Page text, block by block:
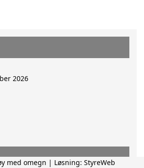
2026
med omegn | Løsning: StyreWeb